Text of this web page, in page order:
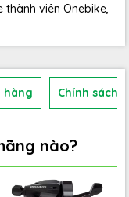
viên Onebike,
hàng Chính sách
nào?